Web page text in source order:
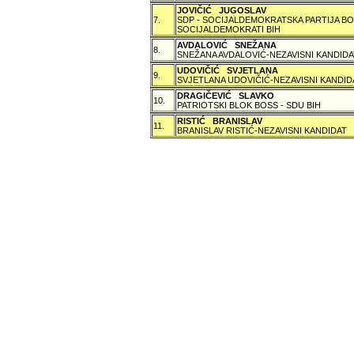
7.
JOVIČIĆ JUGOSLAV
SDP - SOCIJALDEMOKRATSKA PARTIJA
SOCIJALDEMOKRATI BIH
8.
AVDALOVIĆ SNEŽANA
SNEŽANA AVDALOVIĆ-NEZAVISNI
9.
UDOVIČIĆ SVJETLANA
SVJETLANA UDOVIČIĆ-NEZAVISNI
10.
DRAGIČEVIĆ SLAVKO
PATRIOTSKI BLOK BOSS - SDU BIH
11.
RISTIĆ BRANISLAV
BRANISLAV RISTIĆ-NEZAVISNI KANDIDAT